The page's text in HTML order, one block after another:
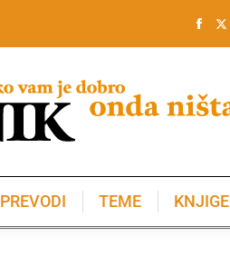
PREVODI TEME KNJIGE
KNJIGE